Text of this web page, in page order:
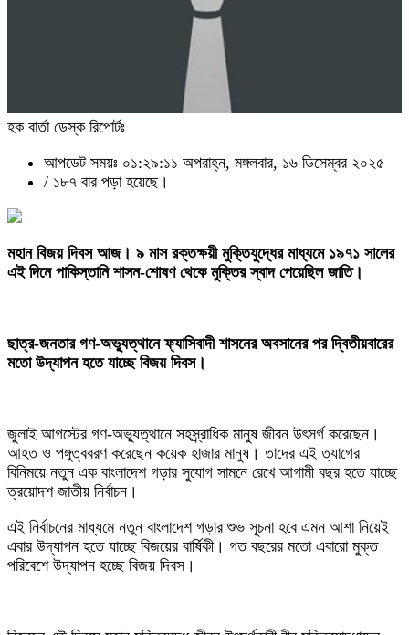
হক বার্তা ডেস্ক রিপোর্টঃ
আপডেট সময়ঃ ০১:২৯:১১ অপরাহ্ন, মঙ্গলবার, ১৬ ডিসেম্বর ২০২৫
/ ১৮৭ বার পড়া হয়েছে।
‎মহান বিজয় দিবস আজ। ৯ মাস রক্তক্ষয়ী মুক্তিযুদ্ধের মাধ্যমে ১৯৭১ সালের
এই দিনে পাকিস্তানি শাসন-শোষণ থেকে মুক্তির স্বাদ পেয়েছিল জাতি।
ছাত্র-জনতার গণ-অভ্যুত্থানে ফ্যাসিবাদী শাসনের অবসানের পর দ্বিতীয়বারের
মতো উদ্‌যাপন হতে যাচ্ছে বিজয় দিবস।
জুলাই আগস্টের গণ-অভ্যুত্থানে সহস্র্রাধিক মানুষ জীবন উৎসর্গ করেছেন।
আহত ও পঙ্গুত্ববরণ করেছেন কয়েক হাজার মানুষ। তাদের এই ত্যাগের
বিনিময়ে নতুন এক বাংলাদেশ গড়ার সুযোগ সামনে রেখে আগামী বছর হতে যাচ্ছে
ত্রয়োদশ জাতীয় নির্বাচন।
এই নির্বাচনের মাধ্যমে নতুন বাংলাদেশ গড়ার শুভ সূচনা হবে এমন আশা নিয়েই
এবার উদ্যাপন হতে যাচ্ছে বিজয়ের বার্ষিকী। গত বছরের মতো এবারো মুক্ত
পরিবেশে উদ্যাপন হচ্ছে বিজয় দিবস।